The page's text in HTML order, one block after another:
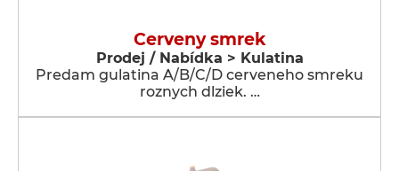
Cerveny smrek
Prodej / Nabídka > Kulatina
Predam gulatina A/B/C/D cerveneho smreku
roznych dlziek. …